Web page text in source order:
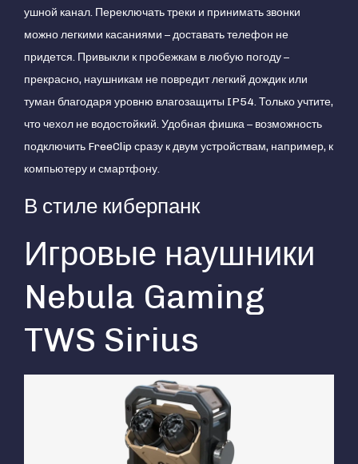
ушной канал. Переключать треки и принимать звонки
можно легкими касаниями – доставать телефон не
придется. Привыкли к пробежкам в любую погоду –
прекрасно, наушникам не повредит легкий дождик или
туман благодаря уровню влагозащиты IP54. Только учтите,
что чехол не водостойкий. Удобная фишка – возможность
подключить FreeClip сразу к двум устройствам, например, к
компьютеру и смартфону.
В стиле киберпанк
Игровые наушники
Nebula Gaming
TWS Sirius